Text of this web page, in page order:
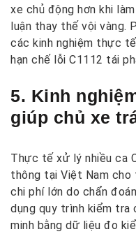
xe chủ động hơn khi
luận thay thế vội vàng.
các kinh nghiệm thực
hạn chế lỗi C1112 tái
5. Kinh
giúp chủ xe
Thực tế xử lý nhiều ca
thông tại Việt Nam cho
chi phí lớn do chẩn
dụng quy trình kiểm tra
minh bằng dữ liệu đo